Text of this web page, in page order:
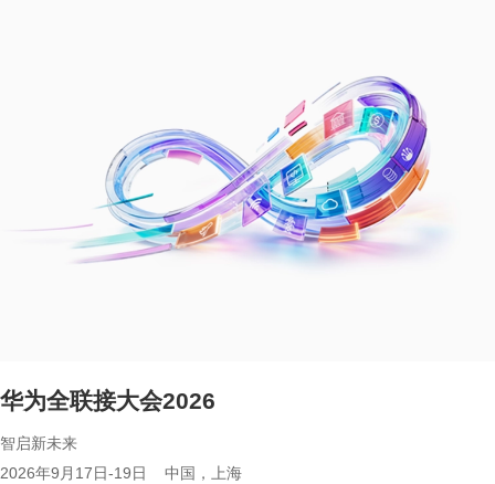
华为全联接大会2026
智启新未来
2026年9月17日-19日 中国，上海